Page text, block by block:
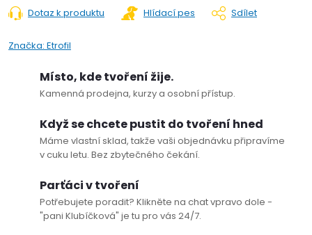
Dotaz k produktu Hlídací pes Sdílet
Značka: Etrofil
Místo, kde tvoření žije.
Kamenná prodejna, kurzy a osobní přístup.
Když se chcete pustit do tvoření hned
Máme vlastní sklad, takže vaši objednávku připravíme
v cuku letu. Bez zbytečného čekání.
Parťáci v tvoření
Potřebujete poradit? Klikněte na chat vpravo dole -
"pani Klubíčková" je tu pro vás 24/7.